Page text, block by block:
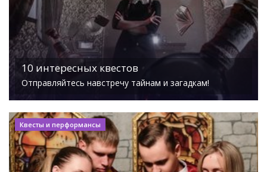
10 интересных квестов
Отправляйтесь навстречу тайнам и загадкам!
Квесты и перформансы